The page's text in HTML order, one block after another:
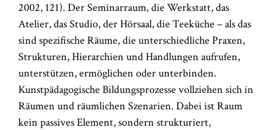
2002, 121). Der Seminarraum, die Werkstatt, das
Atelier, das Studio, der Hörsaal, die Teeküche – als das
sind spezifische Räume, die unterschiedliche Praxen,
Strukturen, Hierarchien und Handlungen aufrufen,
unterstützen, ermöglichen oder unterbinden.
Kunstpädagogische Bildungsprozesse vollziehen sich in
Räumen und räumlichen Szenarien. Dabei ist Raum
kein passives Element, sondern strukturiert,